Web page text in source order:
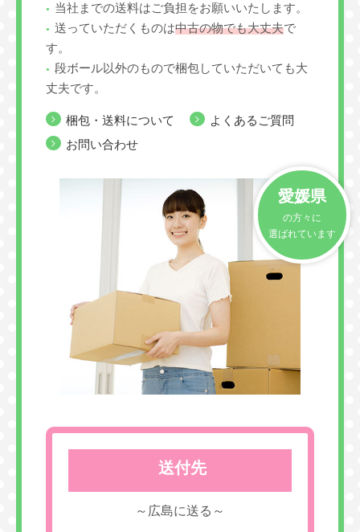
当社までの送料はご負担をお願いいたします。
送っていただくものは中古の物でも大丈夫で
す。
段ボール以外のもので梱包していただいても大
丈夫です。
梱包・送料について
よくあるご質問
お問い合わせ
愛媛県
の方々に
選ばれています
送付先
～広島に送る～